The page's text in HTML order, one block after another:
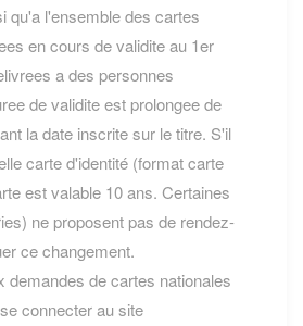
qu'a l'ensemble des cartes
en cours de validite au 1er
a des personnes
de validite est prolongee de
la date inscrite sur le titre. S'il
carte d'identité (format carte
est valable 10 ans. Certaines
ne proposent pas de rendez-
ce changement.
demandes de cartes nationales
connecter au site